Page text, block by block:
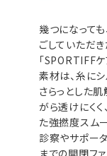
幾つになって
ごしていただ
「SPORTIFFケ
素材は、糸に
さらっとした
がら透けにく
た強撚度スム
診察やサポー